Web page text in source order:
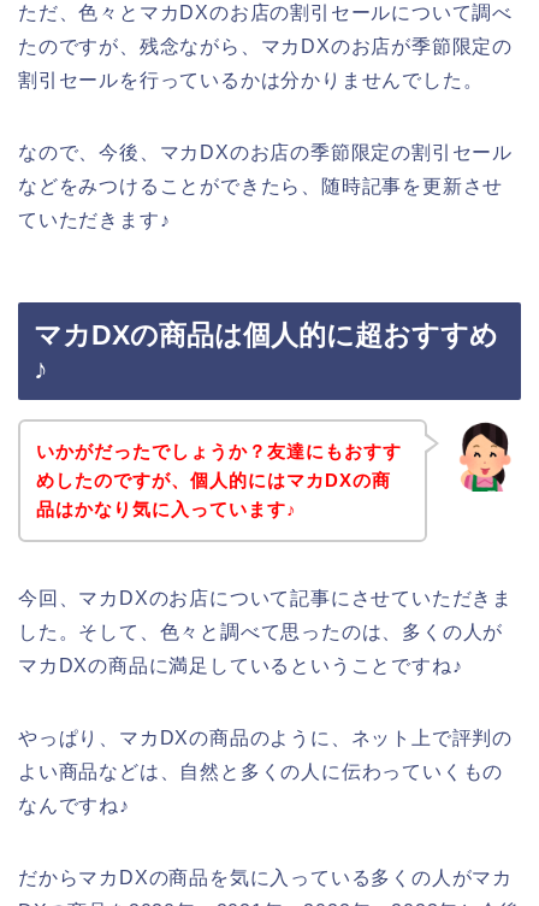
ただ、色々とマカDXのお店の割引セールについて調べ
たのですが、残念ながら、マカDXのお店が季節限定の
割引セールを行っているかは分かりませんでした。
なので、今後、マカDXのお店の季節限定の割引セール
などをみつけることができたら、随時記事を更新させ
ていただきます♪
マカDXの商品は個人的に超おすすめ
♪
いかがだったでしょうか？友達にもおすす
めしたのですが、個人的にはマカDXの商
品はかなり気に入っています♪
今回、マカDXのお店について記事にさせていただきま
した。そして、色々と調べて思ったのは、多くの人が
マカDXの商品に満足しているということですね♪
やっぱり、マカDXの商品のように、ネット上で評判の
よい商品などは、自然と多くの人に伝わっていくもの
なんですね♪
だからマカDXの商品を気に入っている多くの人がマカ